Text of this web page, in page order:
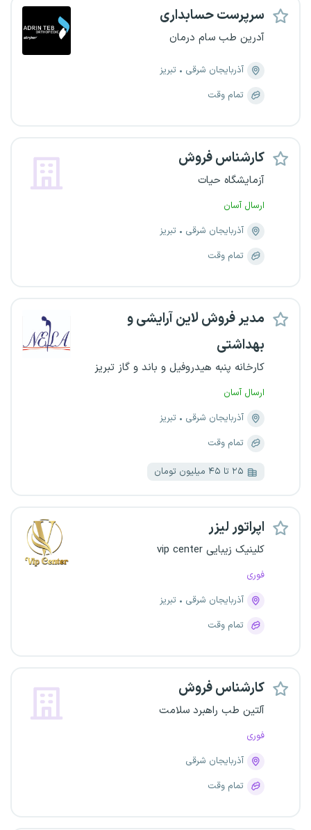
سرپرست حسابداری
آدرین طب سام درمان
آذربایجان شرقی
تبریز
تمام وقت
کارشناس فروش
آزمایشگاه حیات
ارسال آسان
آذربایجان شرقی
تبریز
تمام وقت
مدیر فروش لاین آرایشی و
بهداشتی
کارخانه پنبه هیدروفیل و باند و گاز تبریز
ارسال آسان
آذربایجان شرقی
تبریز
تمام وقت
۲۵ تا ۴۵ میلیون تومان
اپراتور لیزر
کلینیک زیبایی vip center
فوری
آذربایجان شرقی
تبریز
تمام وقت
کارشناس فروش
آلتین طب راهبرد سلامت
فوری
آذربایجان شرقی
تمام وقت